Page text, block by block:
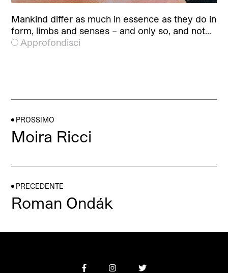
Mankind differ as much in essence as they do in
form, limbs and senses – and only so, and not…
Approfondisci
PROSSIMO
Moira Ricci
PRECEDENTE
Roman Ondák